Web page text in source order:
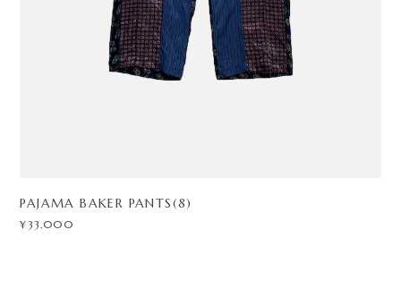
PAJAMA BAKER PANTS(8)
¥33,000